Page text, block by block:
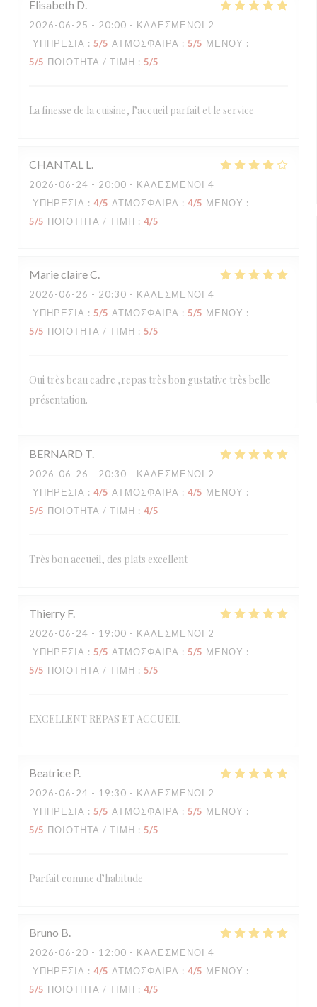
Elisabeth D
2026-06-25 - 20:00 - ΚΑΛΕΣΜΈΝΟΙ 2
ΥΠΗΡΕΣΊΑ : 5/5 ΑΤΜΌΣΦΑΙΡΑ : 5/5 ΜΕΝΟΎ :
5/5 ΠΟΙΌΤΗΤΑ / ΤΙΜΉ : 5/5
La finesse de la cuisine, l’accueil parfait et le service
CHANTAL L
2026-06-24 - 20:00 - ΚΑΛΕΣΜΈΝΟΙ 4
ΥΠΗΡΕΣΊΑ : 4/5 ΑΤΜΌΣΦΑΙΡΑ : 4/5 ΜΕΝΟΎ :
5/5 ΠΟΙΌΤΗΤΑ / ΤΙΜΉ : 4/5
Marie claireC
2026-06-26 - 20:30 - ΚΑΛΕΣΜΈΝΟΙ 4
ΥΠΗΡΕΣΊΑ : 5/5 ΑΤΜΌΣΦΑΙΡΑ : 5/5 ΜΕΝΟΎ :
5/5 ΠΟΙΌΤΗΤΑ / ΤΙΜΉ : 5/5
Oui très beau cadre ,repas très bon gustative très belle
présentation.
BERNARD T
2026-06-26 - 20:30 - ΚΑΛΕΣΜΈΝΟΙ 2
ΥΠΗΡΕΣΊΑ : 4/5 ΑΤΜΌΣΦΑΙΡΑ : 4/5 ΜΕΝΟΎ :
5/5 ΠΟΙΌΤΗΤΑ / ΤΙΜΉ : 4/5
Très bon accueil, des plats excellent
Thierry F
2026-06-24 - 19:00 - ΚΑΛΕΣΜΈΝΟΙ 2
ΥΠΗΡΕΣΊΑ : 5/5 ΑΤΜΌΣΦΑΙΡΑ : 5/5 ΜΕΝΟΎ :
5/5 ΠΟΙΌΤΗΤΑ / ΤΙΜΉ : 5/5
EXCELLENT REPAS ET ACCUEIL
Beatrice P
2026-06-24 - 19:30 - ΚΑΛΕΣΜΈΝΟΙ 2
ΥΠΗΡΕΣΊΑ : 5/5 ΑΤΜΌΣΦΑΙΡΑ : 5/5 ΜΕΝΟΎ :
5/5 ΠΟΙΌΤΗΤΑ / ΤΙΜΉ : 5/5
Parfait comme d’habitude
Bruno B
2026-06-20 - 12:00 - ΚΑΛΕΣΜΈΝΟΙ 4
ΥΠΗΡΕΣΊΑ : 4/5 ΑΤΜΌΣΦΑΙΡΑ : 4/5 ΜΕΝΟΎ :
5/5 ΠΟΙΌΤΗΤΑ / ΤΙΜΉ : 4/5